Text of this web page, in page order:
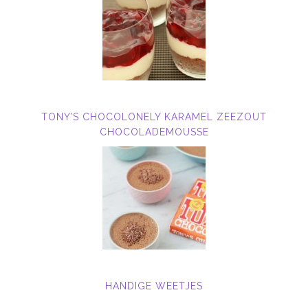
TONY’S CHOCOLONELY KARAMEL ZEEZOUT
CHOCOLADEMOUSSE
HANDIGE WEETJES